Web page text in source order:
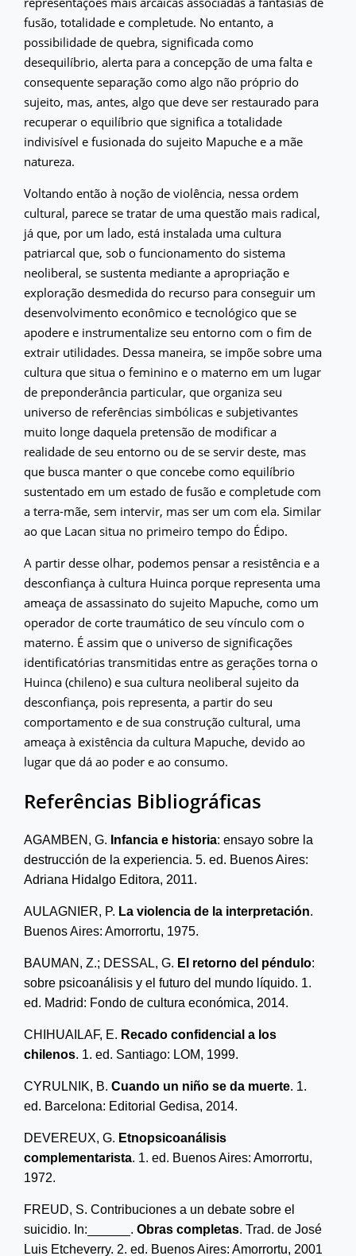
fusão, totalidade e completude. No entanto, a
possibilidade de quebra, significada como
desequilíbrio, alerta para a concepção de uma falta e
consequente separação como algo não próprio do
sujeito, mas, antes, algo que deve ser restaurado para
recuperar o equilíbrio que significa a totalidade
indivisível e fusionada do sujeito Mapuche e a mãe
natureza.
Voltando então à noção de violência, nessa ordem
cultural, parece se tratar de uma questão mais radical,
já que, por um lado, está instalada uma cultura
patriarcal que, sob o funcionamento do sistema
neoliberal, se sustenta mediante a apropriação e
exploração desmedida do recurso para conseguir um
desenvolvimento econômico e tecnológico que se
apodere e instrumentalize seu entorno com o fim de
extrair utilidades. Dessa maneira, se impõe sobre uma
cultura que situa o feminino e o materno em um lugar
de preponderância particular, que organiza seu
universo de referências simbólicas e subjetivantes
muito longe daquela pretensão de modificar a
realidade de seu entorno ou de se servir deste, mas
que busca manter o que concebe como equilíbrio
sustentado em um estado de fusão e completude com
a terra-mãe, sem intervir, mas ser um com ela. Similar
ao que Lacan situa no primeiro tempo do Édipo.
A partir desse olhar, podemos pensar a resistência e a
desconfiança à cultura Huinca porque representa uma
ameaça de assassinato do sujeito Mapuche, como um
operador de corte traumático de seu vínculo com o
materno. É assim que o universo de significações
identificatórias transmitidas entre as gerações torna o
Huinca (chileno) e sua cultura neoliberal sujeito da
desconfiança, pois representa, a partir do seu
comportamento e de sua construção cultural, uma
ameaça à existência da cultura Mapuche, devido ao
lugar que dá ao poder e ao consumo.
Referências Bibliográficas
AGAMBEN , G. Infancia e historia: ensayo sobre la
destrucción de la experiencia. 5. ed. Buenos Aires:
Adriana Hidalgo Editora, 2011.
AULAGNIER, P. La violencia de la interpretación.
Buenos Aires: Amorrortu, 1975.
BAUMAN, Z.; DESSAL, G. El retorno del péndulo:
sobre psicoanálisis y el futuro del mundo líquido. 1.
ed. Madrid: Fondo de cultura económica, 2014.
CHIHUAILAF, E. Recado confidencial a los
chilenos. 1. ed. Santiago: LOM, 1999.
CYRU LNIK, B. Cuando un niño se da muerte. 1.
ed. Barcelona: Editorial Gedisa, 2014.
DEVEREUX, G. Etnopsicoanálisis
complementarista. 1. ed. Buenos Aires: Amorrortu,
1972.
FREUD, S. Contribuciones a un debate sobre el
suicidio. In:______. Obras completas. Trad. de José
Luis Etcheverry. 2. ed. Buenos Aires: Amorrortu, 2001